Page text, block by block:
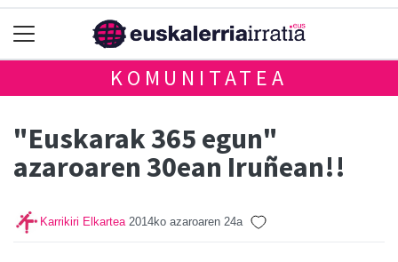
KOMUNITATEA
"Euskarak 365 egun"
azaroaren 30ean Iruñean!!
Karrikiri Elkartea 2014ko azaroaren 24a